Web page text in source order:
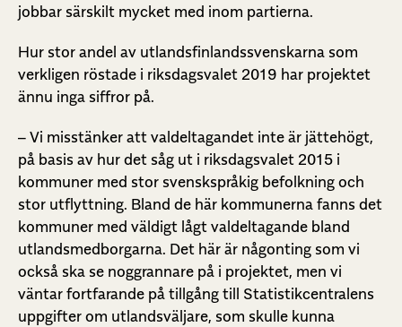
jobbar särskilt mycket med inom partierna.
Hur stor andel av utlandsfinlandssvenskarna som
verkligen röstade i riksdagsvalet 2019 har projektet
ännu inga siffror på.
– Vi misstänker att valdeltagandet inte är jättehögt,
på basis av hur det såg ut i riksdagsvalet 2015 i
kommuner med stor svenskspråkig befolkning och
stor utflyttning. Bland de här kommunerna fanns det
kommuner med väldigt lågt valdeltagande bland
utlandsmedborgarna. Det här är någonting som vi
också ska se noggrannare på i projektet, men vi
väntar fortfarande på tillgång till Statistikcentralens
uppgifter om utlandsväljare, som skulle kunna